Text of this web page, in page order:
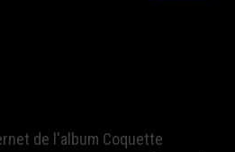
de l'album Coquette